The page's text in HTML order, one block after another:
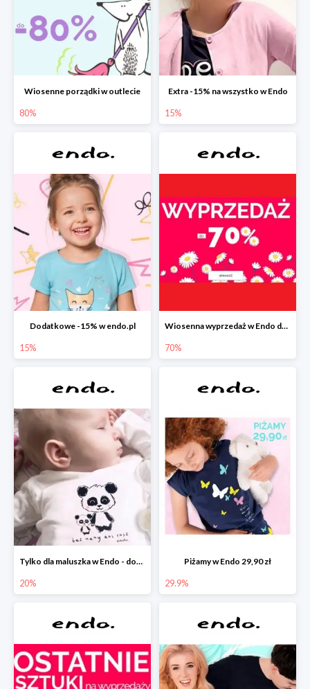
Wiosenne porządki w outlecie
80%
Extra -15% na wszystko w Endo
15%
Dodatkowe -15% w endo.pl
15%
Wiosenna wyprzedaż w Endo do -70%
70%
Tylko dla maluszka w Endo - dodatkowe -20%
20%
Piżamy w Endo 29,90 zł
29.9%